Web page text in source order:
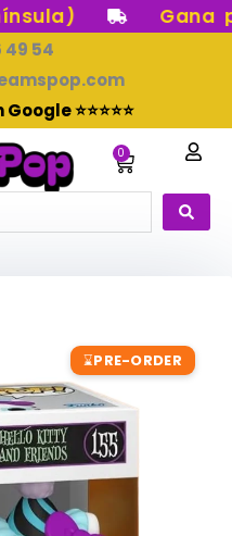
Gana
49 54
⭐⭐⭐⭐⭐
0
Carrito
⌛PRE-ORDER